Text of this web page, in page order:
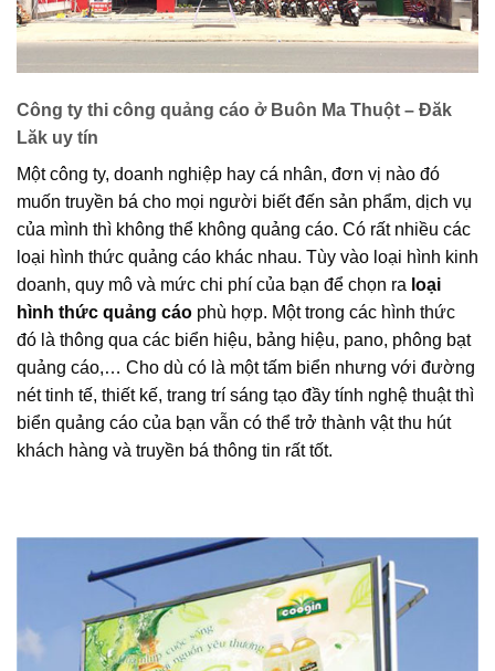
Công ty thi công quảng cáo ở Buôn Ma Thuột – Đăk
Lăk uy tín
Một công ty, doanh nghiệp hay cá nhân, đơn vị nào đó
muốn truyền bá cho mọi người biết đến sản phẩm, dịch vụ
của mình thì không thể không quảng cáo. Có rất nhiều các
loại hình thức quảng cáo khác nhau. Tùy vào loại hình kinh
doanh, quy mô và mức chi phí của bạn để chọn ra loại
hình thức quảng cáo phù hợp. Một trong các hình thức
đó là thông qua các biển hiệu, bảng hiệu, pano, phông bạt
quảng cáo,… Cho dù có là một tấm biển nhưng với đường
nét tinh tế, thiết kế, trang trí sáng tạo đầy tính nghệ thuật thì
biển quảng cáo của bạn vẫn có thể trở thành vật thu hút
khách hàng và truyền bá thông tin rất tốt.